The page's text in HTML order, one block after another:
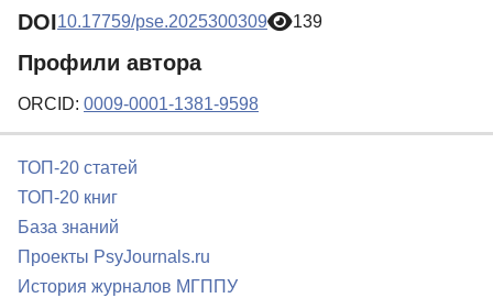
DOI10.17759/pse.2025300309 139
Профили автора
ORCID: 0009-0001-1381-9598
ТОП-20 статей
ТОП-20 книг
База знаний
Проекты PsyJournals.ru
История журналов МГППУ